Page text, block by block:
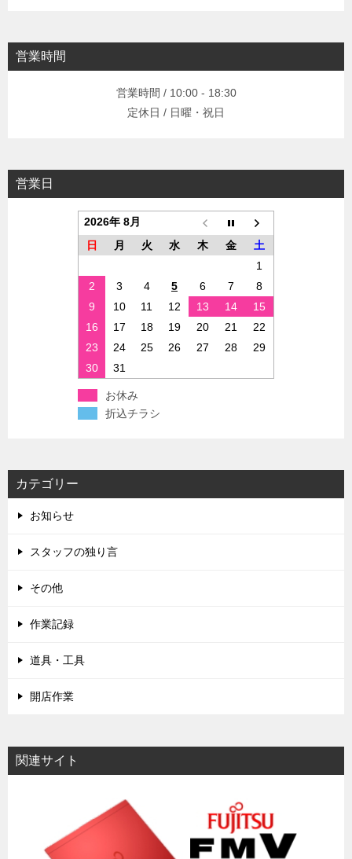
営業時間
営業時間 / 10:00 - 18:30
定休日 / 日曜・祝日
営業日
2026年 8月
日
月 火 水 木 金
土
1
2
3 4 5 6 7
8
9
10 11 12 13 14
15
16
17 18 19 20 21
22
23
24 25 26 27 28
29
30
31
お休み
折込チラシ
カテゴリー
お知らせ
スタッフの独り言
その他
作業記録
道具・工具
開店作業
関連サイト